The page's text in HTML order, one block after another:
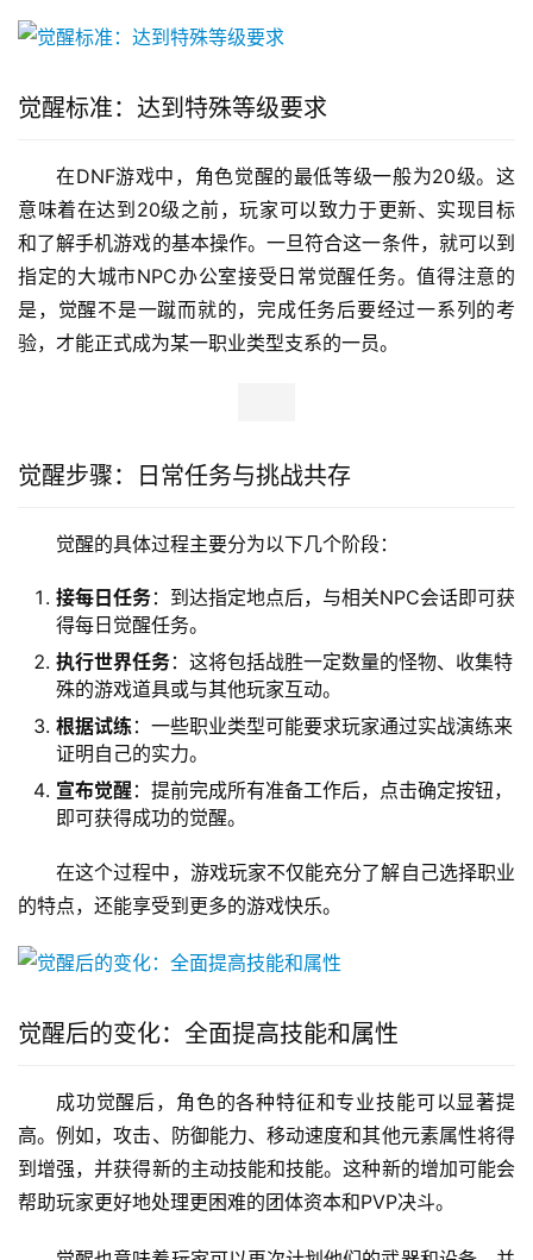
觉醒标准：达到特殊等级要求
在DNF游戏中，角色觉醒的最低等级一般为20级。这
意味着在达到20级之前，玩家可以致力于更新、实现目标
和了解手机游戏的基本操作。一旦符合这一条件，就可以到
指定的大城市NPC办公室接受日常觉醒任务。值得注意的
是，觉醒不是一蹴而就的，完成任务后要经过一系列的考
验，才能正式成为某一职业类型支系的一员。
觉醒步骤：日常任务与挑战共存
觉醒的具体过程主要分为以下几个阶段：
接每日任务：到达指定地点后，与相关NPC会话即可获
得每日觉醒任务。
执行世界任务：这将包括战胜一定数量的怪物、收集特
殊的游戏道具或与其他玩家互动。
根据试练：一些职业类型可能要求玩家通过实战演练来
证明自己的实力。
宣布觉醒：提前完成所有准备工作后，点击确定按钮，
即可获得成功的觉醒。
在这个过程中，游戏玩家不仅能充分了解自己选择职业
的特点，还能享受到更多的游戏快乐。
觉醒后的变化：全面提高技能和属性
成功觉醒后，角色的各种特征和专业技能可以显著提
高。例如，攻击、防御能力、移动速度和其他元素属性将得
到增强，并获得新的主动技能和技能。这种新的增加可能会
帮助玩家更好地处理更困难的团体资本和PVP决斗。